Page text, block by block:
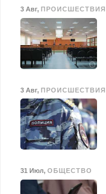
3 Авг, ПРОИСШЕСТВИЯ
3 Авг, ПРОИСШЕСТВИЯ
31 Июл, ОБЩЕСТВО